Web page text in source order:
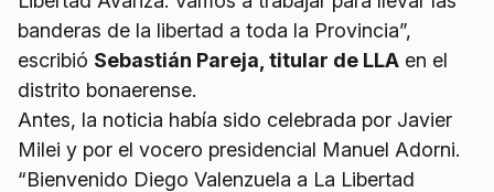
banderas de la libertad a toda la Provincia”,
escribió Sebastián Pareja, titular de LLA en el
distrito bonaerense.
Antes, la noticia había sido celebrada por Javier
Milei y por el vocero presidencial Manuel Adorni.
“Bienvenido Diego Valenzuela a La Libertad